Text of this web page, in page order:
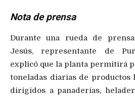
Nota de prensa
Durante una rueda de
Jesús, representante de
explicó que la planta permitirá
toneladas diarias de productos
dirigidos a panaderías,